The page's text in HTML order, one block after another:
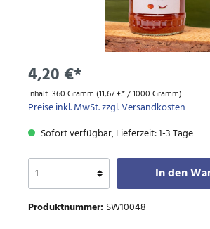
4,20 €*
Inhalt: 360 Gramm (11,67 €* / 1000 Gramm)
Preise inkl. MwSt. zzgl. Versandkosten
Sofort verfügbar, Lieferzeit: 1-3 Tage
In den
Produktnummer: SW10048